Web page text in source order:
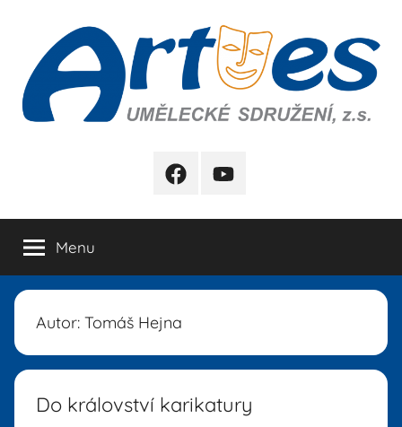
obsahu
FB YB
Menu
Autor: Tomáš Hejna
Do království karikatury